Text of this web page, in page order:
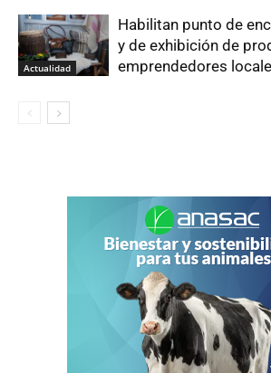
Actualidad
Habilitan punto de
y de exhibición de
emprendedores